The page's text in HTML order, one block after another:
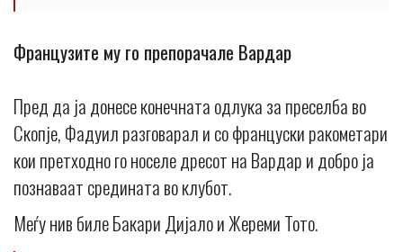
Французите му го препорачале Вардар
Пред да ја донесе конечната одлука за преселба во
Скопје, Фадуил разговарал и со француски ракометари
кои претходно го носеле дресот на Вардар и добро ја
познаваат средината во клубот.
Меѓу нив биле Бакари Дијало и Жереми Тото.